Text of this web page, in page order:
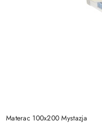
Materac 100x200 Mystazja